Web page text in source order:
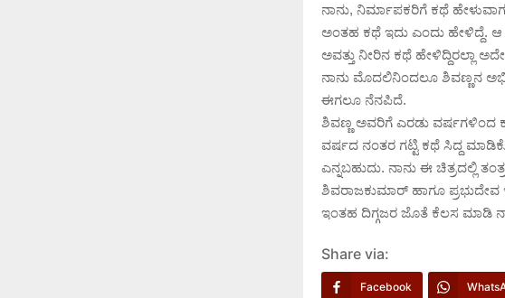
ನಾನು, ನಿರ್ಮಾಪಕರಿಗೆ ಕಥೆ
ಅಂತಹ ಕಥೆ ಇದು ಎಂದು ಹೇಳಿದ್ದೆ.
ಅವತ್ತು ನೀರಿನ ಕಥೆ ಹೇಳಿದ್ದಿರಲ್ಲಾ
ನಾನು ಮೊದಲಿನಿಂದಲೂ ಶಿವಣ್ಣನ
ಈಗಲೂ ನೆನಪಿದೆ‌.
ಶಿವಣ್ಣ ಅವರಿಗೆ ಎರಡು ವರ್ಷಗಳಿಂದ
ವರ್ಷದ ನಂತರ ಗಟ್ಟಿ ಕಥೆ ಸಿದ್ದ
ಎನ್ನಬಹುದು. ನಾನು ಈ ಚಿತ್ರದಲ್ಲಿ
ಶಿವರಾಜಕುಮಾರ್ ಹಾಗೂ ಪ್ರಭುದೇವ
ಇಂತಹ ದಿಗ್ಗಜರ ಜೊತೆ ಕೆಲಸ ಮಾಡಿ
Share via:
Facebook